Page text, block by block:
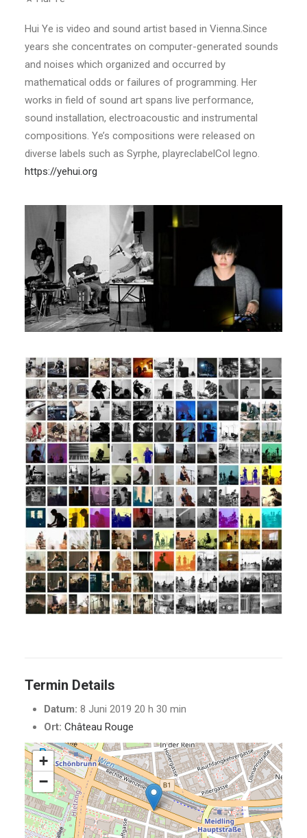
Hui Ye is video and sound artist based in Vienna.Since
years she concentrates on computer-generated sounds
and noises which organized and occurred by
mathematical odds or failures of programming. Her
works in field of sound art spans live performance,
sound installation, electroacoustic and instrumental
compositions. Ye’s compositions were released on
diverse labels such as Syrphe, playreclabelCol legno.
https://yehui.org
Termin Details
Datum: 8 Juni 2019 20 h 30 min
Ort: Château Rouge
+
−